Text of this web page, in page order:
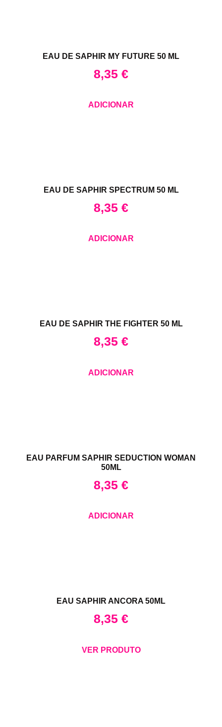
EAU DE SAPHIR MY FUTURE 50 ML
8,35 €
ADICIONAR
EAU DE SAPHIR SPECTRUM 50 ML
8,35 €
ADICIONAR
EAU DE SAPHIR THE FIGHTER 50 ML
8,35 €
ADICIONAR
EAU PARFUM SAPHIR SEDUCTION WOMAN
50ML
8,35 €
ADICIONAR
EAU SAPHIR ANCORA 50ML
8,35 €
VER PRODUTO